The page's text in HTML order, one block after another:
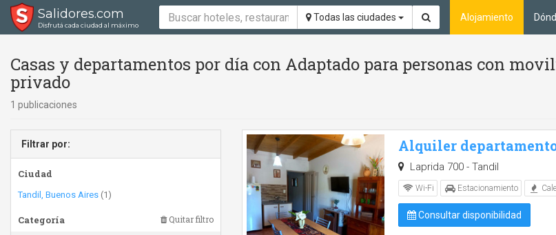
Salidores.com
Disfrutá cada ciudad al máximo
Todas las ciudades Alojamiento
Casas y departamentos por día con Adaptado para personas con
privado
1 publicaciones
Filtrar por:
Ciudad
Tandil, Buenos Aires (1)
Categoría Quitar filtro
Alquiler
Laprida 700 - Tandil
Wi-Fi Estacionamiento
Consultar disponibilidad